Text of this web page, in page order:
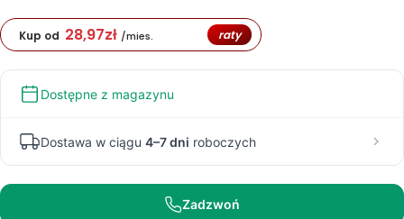
Kup od 28,97zł /mies. raty
Dostępne z magazynu
Dostawa w ciągu 4–7 dni roboczych
Zadzwoń